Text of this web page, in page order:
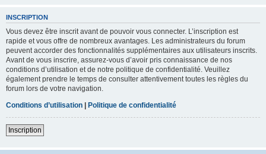
INSCRIPTION
Vous devez être inscrit avant de pouvoir vous connecter. L’inscription est
rapide et vous offre de nombreux avantages. Les administrateurs du forum
peuvent accorder des fonctionnalités supplémentaires aux utilisateurs inscrits.
Avant de vous inscrire, assurez-vous d’avoir pris connaissance de nos
conditions d’utilisation et de notre politique de confidentialité. Veuillez
également prendre le temps de consulter attentivement toutes les règles du
forum lors de votre navigation.
Conditions d’utilisation | Politique de confidentialité
Inscription